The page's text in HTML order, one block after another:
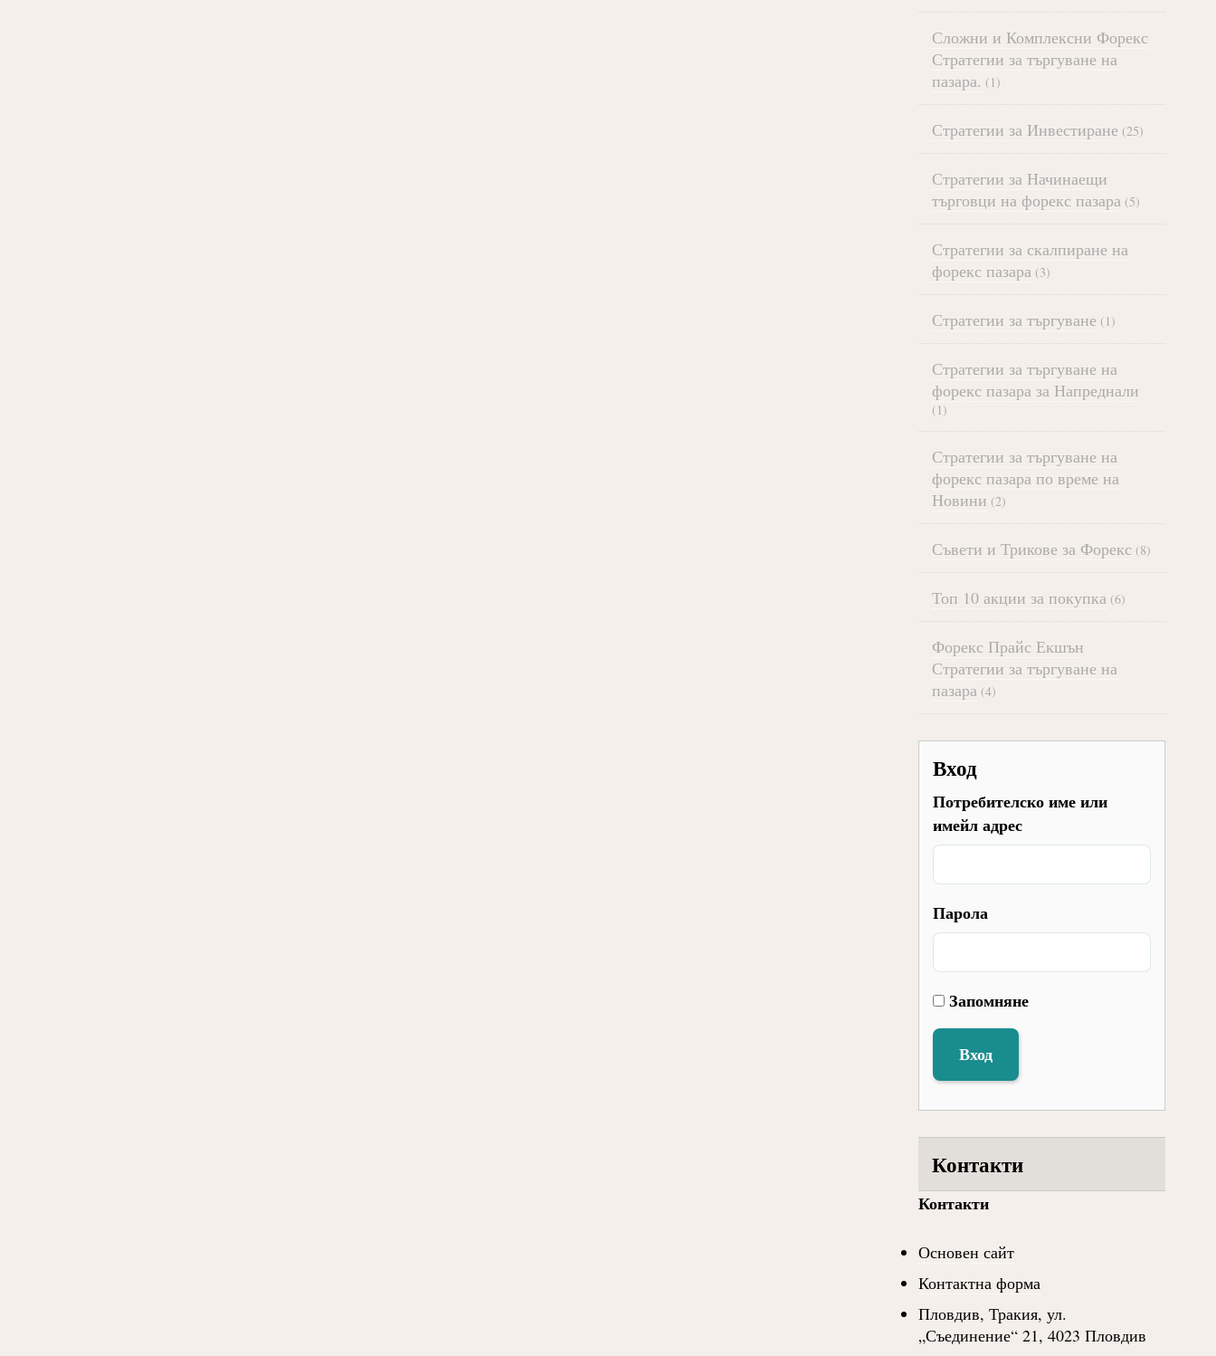
Сложни и Комплексни Форекс
Стратегии за търгуване на
пазара. (1)
Стратегии за Инвестиране (25)
Стратегии за Начинаещи
търговци на форекс пазара (5)
Стратегии за скалпиране на
форекс пазара (3)
Стратегии за търгуване (1)
Стратегии за търгуване на
форекс пазара за Напреднали
(1)
Стратегии за търгуване на
форекс пазара по време на
Новини (2)
Съвети и Трикове за Форекс (8)
Топ 10 акции за покупка (6)
Форекс Прайс Екшън
Стратегии за търгуване на
пазара (4)
Вход
Потребителско име или
имейл адрес
Парола
Запомняне
Вход
Контакти
Контакти
Основен сайт
Контактна форма
Пловдив, Тракия, ул.
„Съединение“ 21, 4023 Пловдив